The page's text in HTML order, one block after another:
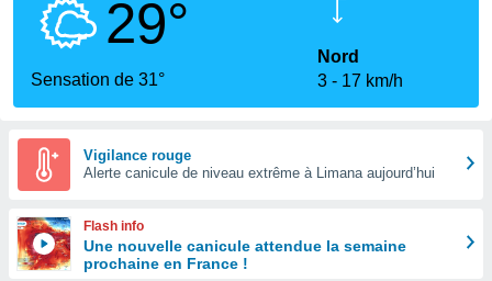
29°
Sensation de 31°
Nord
3
17 km/h
Vigilance rouge
Alerte canicule de niveau extrême à Limana aujourd’hui
Flash info
Une nouvelle canicule attendue la semaine
prochaine en France !